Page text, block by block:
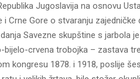
Jugoslavija na osnovu
i Crne Gore o stvaranju
Savezne skupštine s jarbola
crvena trobojka – zastava
kongresu 1878. i 1918, poslije